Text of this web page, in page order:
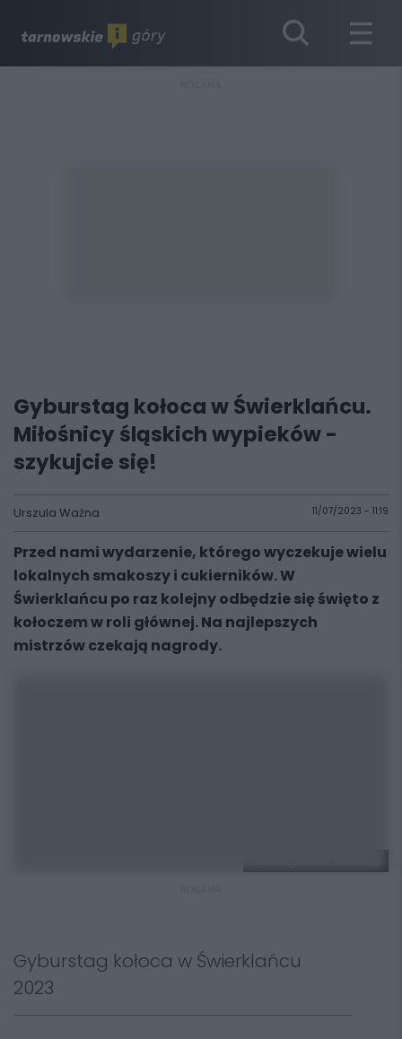
Gyburstag kołoca w Świerklańcu.
Miłośnicy śląskich wypieków -
szykujcie się!
Urszula Ważna 11/07/2023 - 11:19
Przed nami wydarzenie, którego wyczekuje wielu
lokalnych smakoszy i cukierników. W
Świerklańcu po raz kolejny odbędzie się święto z
kołoczem w roli głównej. Na najlepszych
mistrzów czekają nagrody.
Gyburstag kołoca w Świerklańcu
2023